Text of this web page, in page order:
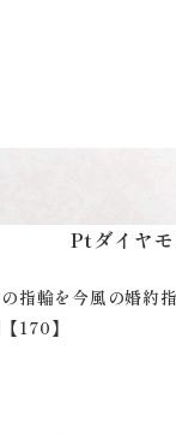
Ptダイヤ
指輪を今風の婚約
170】